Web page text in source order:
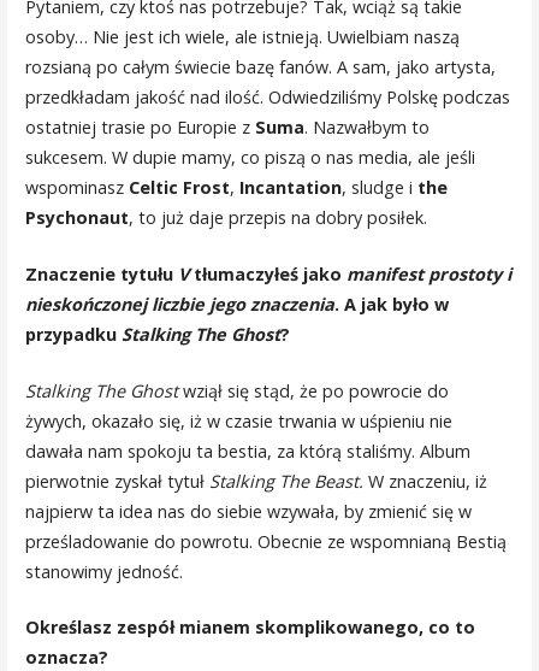
Pytaniem, czy ktoś nas potrzebuje? Tak, wciąż są takie
osoby… Nie jest ich wiele, ale istnieją. Uwielbiam naszą
rozsianą po całym świecie bazę fanów. A sam, jako artysta,
przedkładam jakość nad ilość. Odwiedziliśmy Polskę podczas
ostatniej trasie po Europie z Suma. Nazwałbym to
sukcesem. W dupie mamy, co piszą o nas media, ale jeśli
wspominasz Celtic Frost, Incantation, sludge i the
Psychonaut, to już daje przepis na dobry posiłek.
Znaczenie tytułu Vtłumaczyłeś jako manifest prostoty i
nieskończonej liczbie jego znaczenia. A jak było w
przypadku Stalking The Ghost?
Stalking The Ghostwziął się stąd, że po powrocie do
żywych, okazało się, iż w czasie trwania w uśpieniu nie
dawała nam spokoju ta bestia, za którą staliśmy. Album
pierwotnie zyskał tytuł Stalking The Beast. W znaczeniu, iż
najpierw ta idea nas do siebie wzywała, by zmienić się w
prześladowanie do powrotu. Obecnie ze wspomnianą Bestią
stanowimy jedność.
Określasz zespół mianem skomplikowanego, co to
oznacza?